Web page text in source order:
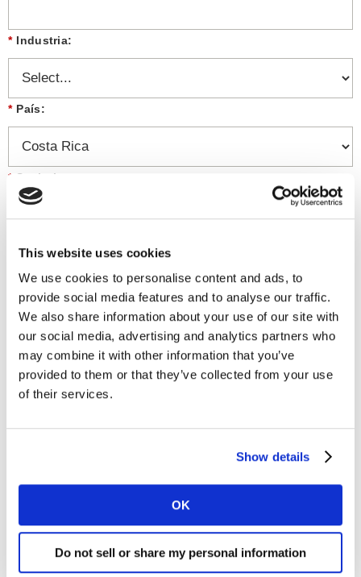
This website uses cookies
We use cookies to personalise content and ads, to
provide social media features and to analyse our traffic.
We also share information about your use of our site with
our social media, advertising and analytics partners who
may combine it with other information that you’ve
provided to them or that they’ve collected from your use
of their services.
Show details
OK
Do not sell or share my personal information
* Industria:
* País:
* Seniority:
Mensaje:
Me gustaría recibir información sobre marcas,
marketing y conocimientos de Worldpanel.
Estoy de acuerdo con la